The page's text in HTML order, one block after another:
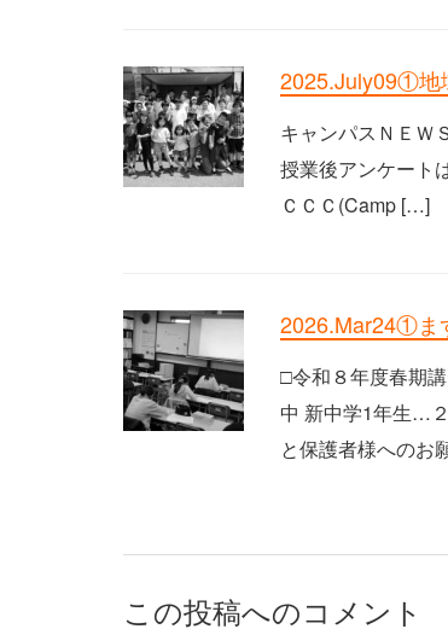
2025.July09①地
キャンパスＮＥＷ
授業後アンケート
ＣＣＣ(Camp […]
2026.Mar24①ま
□令和８年度春期
中 新中学1年生…
と保護者様へのお
この投稿へのコメント